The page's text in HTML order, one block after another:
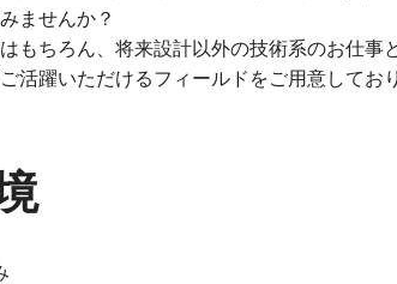
ませんか？
もちろん、将来設計以外の技術系のお仕事
活躍いただけるフィールドをご用意してお